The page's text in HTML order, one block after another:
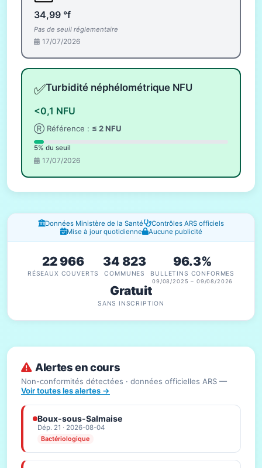
34,99 °f
Pas de seuil réglementaire
17/07/2026
✅Turbidité néphélométrique NFU
<0,1 NFU
Ⓡ Référence : ≤ 2 NFU
5% du seuil
17/07/2026
Fenêtres d'information
Données Ministère de la Santé
Contrôles ARS officiels
Mise à jour quotidienne
Aucune publicité
22 966
RÉSEAUX COUVERTS
34 823
COMMUNES
96.3%
BULLETINS CONFORMES
09/08/2025 – 09/08/2026
Gratuit
SANS INSCRIPTION
Alertes en cours
Non-conformités détectées · données officielles ARS —
Voir toutes les alertes →
Boux-sous-Salmaise
Dép. 21 · 2026-08-04
Bactériologique